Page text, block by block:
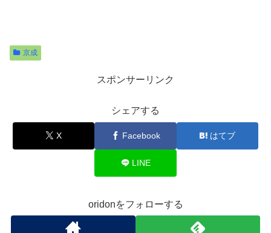
京成
スポンサーリンク
シェアする
X Facebook はてブ
LINE
oridonをフォローする